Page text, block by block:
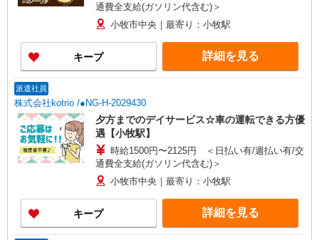
通費全支給(ガソリン代含む)＞
小牧市中央｜最寄り：小牧駅
キープ 詳細を見る
派遣社員
株式会社kotrio /●NG-H-2029430
夕方までのデイサービス☆車の運転できる方優
遇【小牧駅】
時給1500円〜2125円 ＜日払い有/週払い有/交
通費全支給(ガソリン代含む)＞
小牧市中央｜最寄り：小牧駅
キープ 詳細を見る